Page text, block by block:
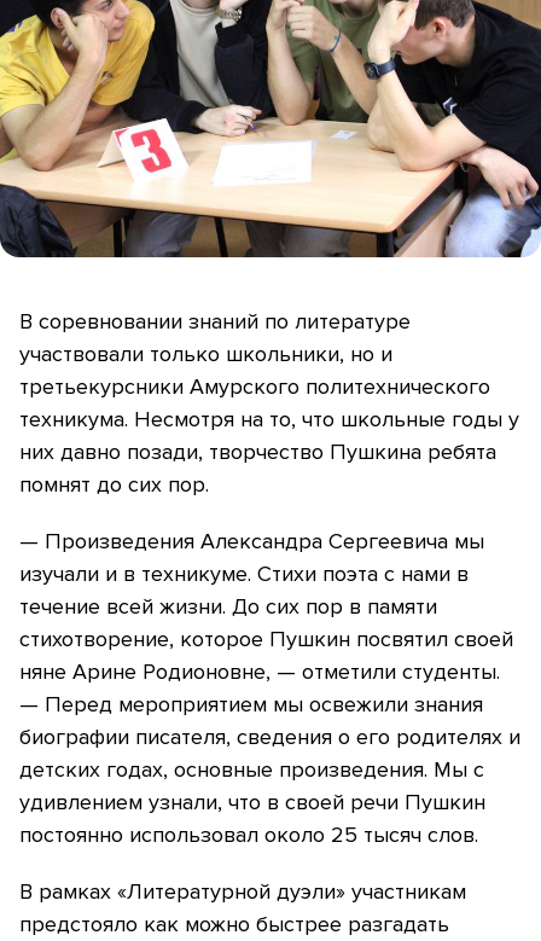
В соревновании знаний по литературе
участвовали только школьники, но и
третьекурсники Амурского политехнического
техникума. Несмотря на то, что школьные годы у
них давно позади, творчество Пушкина ребята
помнят до сих пор.
— Произведения Александра Сергеевича мы
изучали и в техникуме. Стихи поэта с нами в
течение всей жизни. До сих пор в памяти
стихотворение, которое Пушкин посвятил своей
няне Арине Родионовне, — отметили студенты.
— Перед мероприятием мы освежили знания
биографии писателя, сведения о его родителях и
детских годах, основные произведения. Мы с
удивлением узнали, что в своей речи Пушкин
постоянно использовал около 25 тысяч слов.
В рамках «Литературной дуэли» участникам
предстояло как можно быстрее разгадать